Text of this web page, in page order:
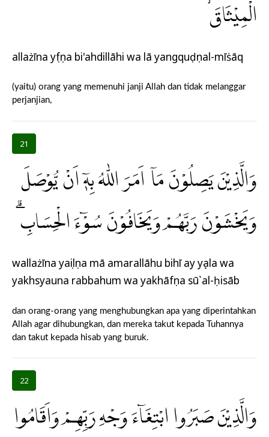
الْمِيْثَاقَۙ
allażīna yụfụna bi'ahdillāhi wa lā yangquḍụnal-mīṡāq
(yaitu) orang yang memenuhi janji Allah dan tidak melanggar
perjanjian,
21
وَالَّذِيْنَ يَصِلُوْنَ مَآ اَمَرَ اللّٰهُ بِهٖٓ اَنْ يُّوْصَلَ
وَيَخْشَوْنَ رَبَّهُمْ وَيَخَافُوْنَ سُوْۤءَ الْحِسَابِ ۗ
wallażīna yaṣilụna mā amarallāhu bihī ay yụṣala wa
yakhsyauna rabbahum wa yakhāfụna sū`al-ḥisāb
dan orang-orang yang menghubungkan apa yang diperintahkan
Allah agar dihubungkan, dan mereka takut kepada Tuhannya
dan takut kepada hisab yang buruk.
22
وَالَّذِيْنَ صَبَرُوا ابْتِغَاۤءَ وَجْهِ رَبِّهِمْ وَاَقَامُوا